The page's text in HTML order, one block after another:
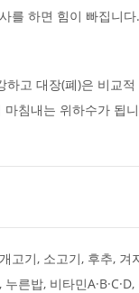
를 하면 힘이 빠집니
고 대장(폐)은 비교
침내는 위하수가 됩
고기, 소고기, 후추, 겨
른밥, 비타민